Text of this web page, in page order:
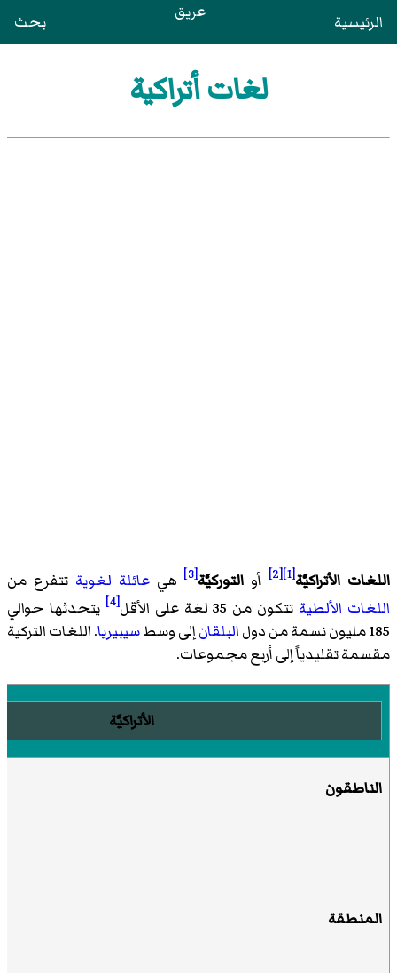
الرئيسية عريق بحث
لغات أتراكية
اللغات الأتراكيَّة[1]
[2] أو التوركيَّة[3] هيعائلة لغوية تتفرع من
اللغات الألطية تتكون من 35 لغة على الأقل [4]
يتحدثها حوالي
185 مليون نسمة من دول
البلقانإلى وسطسيبيريا. اللغات التركية
مقسمة تقليدياً إلى أربع مجموعات.
الأتراكيَّة
الناطقون
المنطقة